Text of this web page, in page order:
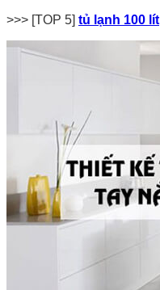
>>> [TOP 5] tủ lạnh 100 lít